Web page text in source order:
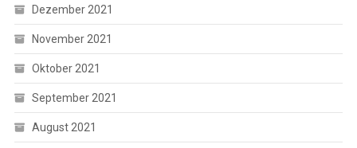
Dezember 2021
November 2021
Oktober 2021
September 2021
August 2021